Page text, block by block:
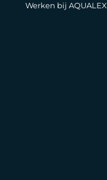
Werken bij AQUALEX